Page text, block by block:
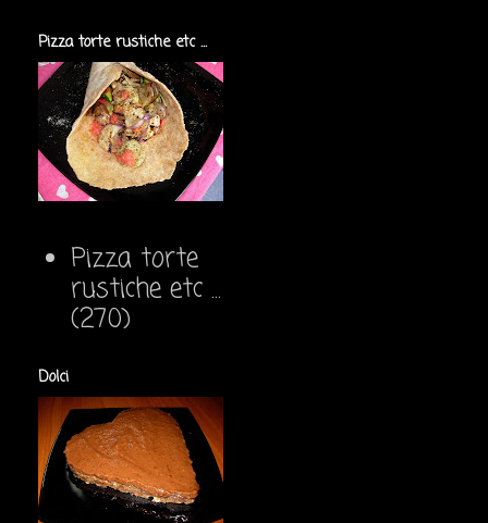
Pizza torte rustiche etc ...
Pizza torte
rustiche etc ...
(270)
Dolci